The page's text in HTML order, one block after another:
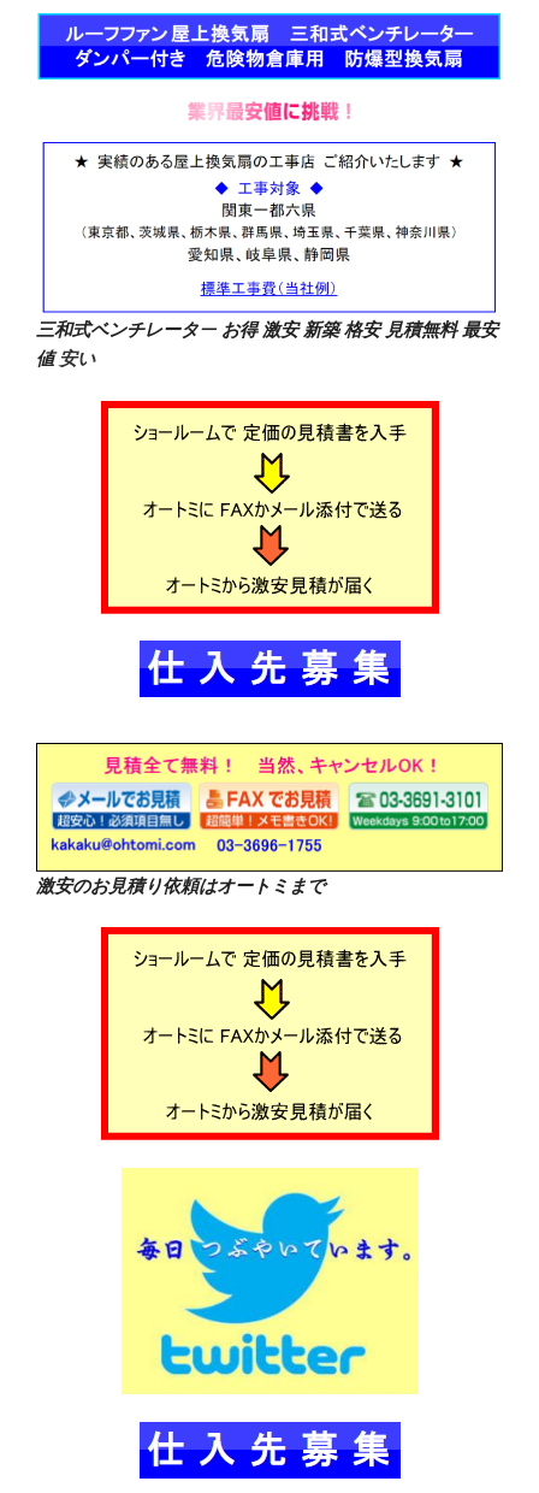
三和式ベンチレーター お得 激安 新築 格安 見積無料 最安
値 安い
激安のお見積り依頼はオートミまで